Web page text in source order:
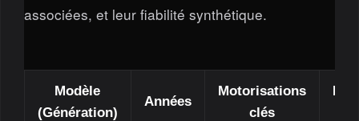
associées, et leur fiabilité synthétique.
Modèle
(Génération)
Années
Motorisations
clés